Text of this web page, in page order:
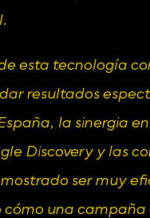
esta tecnología
resultados
Discovery y las
ser muy
cómo una campaña